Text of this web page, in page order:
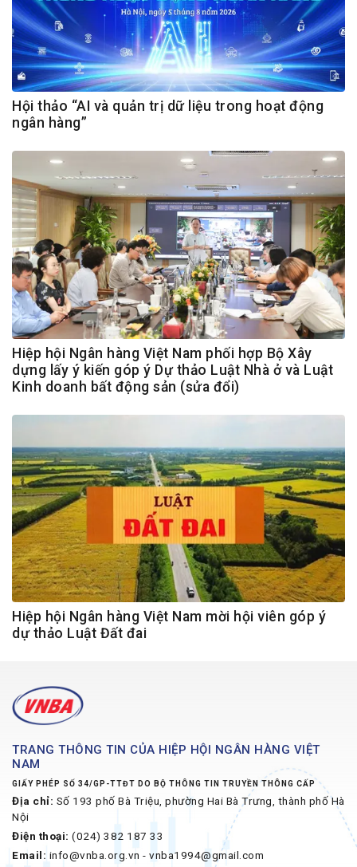
Hội thảo “AI và quản trị dữ liệu trong hoạt động
ngân hàng”
Hiệp hội Ngân hàng Việt Nam phối hợp Bộ Xây
dựng lấy ý kiến góp ý Dự thảo Luật Nhà ở và Luật
Kinh doanh bất động sản (sửa đổi)
Hiệp hội Ngân hàng Việt Nam mời hội viên góp ý
dự thảo Luật Đất đai
TRANG THÔNG TIN CỦA HIỆP HỘI NGÂN HÀNG VIỆT
NAM
GIẤY PHÉP SỐ 34/GP-TTĐT DO BỘ THÔNG TIN TRUYỀN THÔNG CẤP
Địa chỉ: Số 193 phố Bà Triệu, phường Hai Bà Trưng, thành phố Hà
Nội
Điện thoại: (024) 382 187 33
Email: info@vnba.org.vn - vnba1994@gmail.com